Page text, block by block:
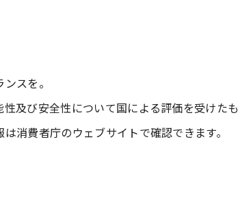
スを。
及び安全性について国による評価を受けたも
消費者庁のウェブサイトで確認できます。